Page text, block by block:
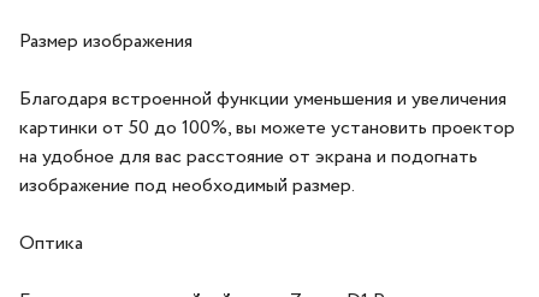
Размер изображения
Благодаря встроенной функции уменьшения и увеличения
картинки от 50 до 100%, вы можете установить проектор
на удобное для вас расстояние от экрана и подогнать
изображение под необходимый размер.
Оптика